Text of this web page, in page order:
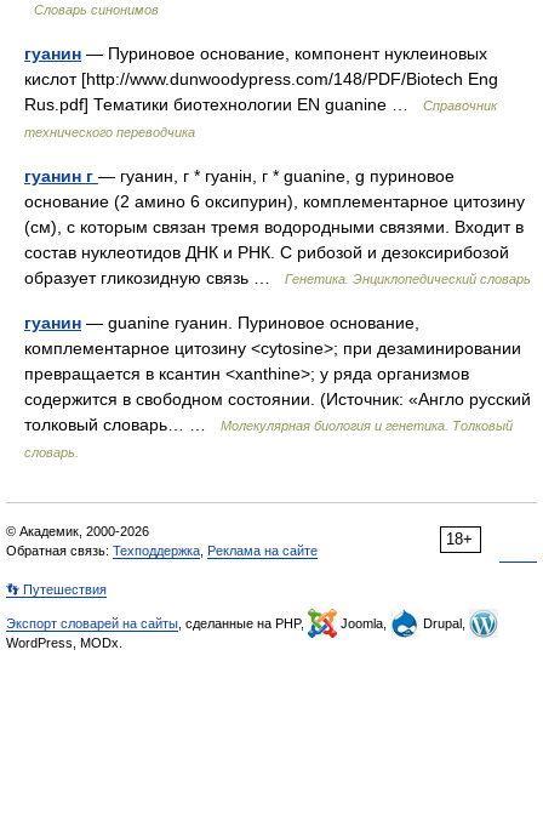
Словарь синонимов
гуанин — Пуриновое основание, компонент нуклеиновых
кислот [http://www.dunwoodypress.com/148/PDF/Biotech Eng
Rus.pdf] Тематики биотехнологии EN guanine …
Справочник
технического переводчика
гуанин г — гуанин, г * гуанін, г * guanine, g пуриновое
основание (2 амино 6 оксипурин), комплементарное цитозину
(см), с которым связан тремя водородными связями. Входит в
состав нуклеотидов ДНК и РНК. С рибозой и дезоксирибозой
образует гликозидную связь …
Генетика. Энциклопедический словарь
гуанин — guanine гуанин. Пуриновое основание,
комплементарное цитозину <cytosine>; при дезаминировании
превращается в ксантин <xanthine>; у ряда организмов
содержится в свободном состоянии. (Источник: «Англо русский
толковый словарь… …
Молекулярная биология и генетика. Толковый
словарь.
18+
© Академик, 2000-2026
Обратная связь: Техподдержка Реклама на сайте
👣 Путешествия
Экспорт словарей на сайты , сделанные на PHP, Joomla,
Drupal,
WordPress, MODx.